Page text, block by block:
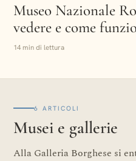
Museo Nazionale
vedere e come
14 min di lettura
6 ARTICOLI
Musei e gallerie
Alla Galleria Borghese si